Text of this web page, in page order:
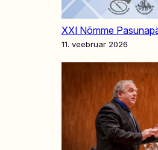
XXI Nõmme
11. veebruar 2026